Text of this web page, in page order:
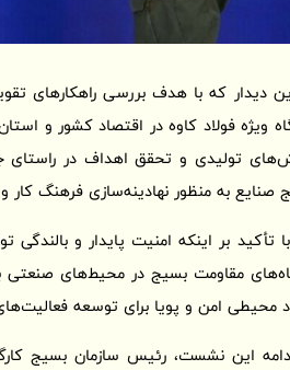
ویژه فولاد کاوه در اقتصاد کشور و
تولیدی و تحقق اهداف در راستای
صنایع به منظور نهادینه‌سازی فرهنگ
تأکید بر اینکه امنیت پایدار و
مقاومت بسیج در محیط‌های صنعتی
محیطی امن و پویا برای توسعه
این نشست، رئیس سازمان بسیج